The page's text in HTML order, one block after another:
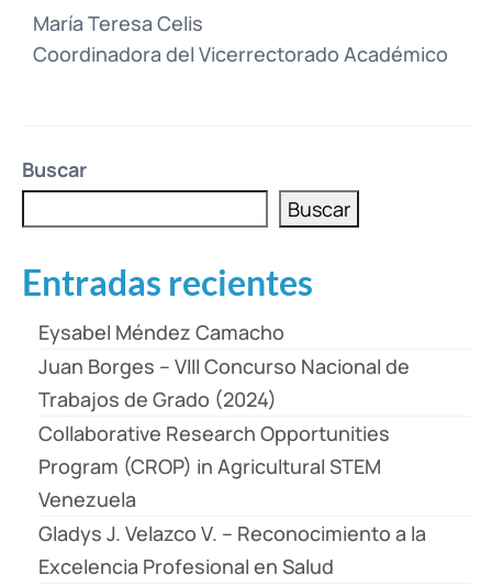
María Teresa Celis
Coordinadora del Vicerrectorado Académico
Buscar
Buscar
Entradas recientes
Eysabel Méndez Camacho
Juan Borges – VIII Concurso Nacional de
Trabajos de Grado (2024)
Collaborative Research Opportunities
Program (CROP) in Agricultural STEM
Venezuela
Gladys J. Velazco V. – Reconocimiento a la
Excelencia Profesional en Salud